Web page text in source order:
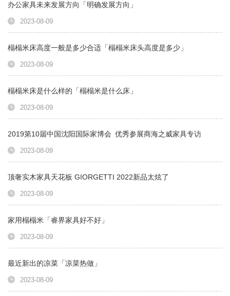
办公家具未来发展方向「明确发展方向」
2023-08-09
榻榻米床高度一般是多少合适「榻榻米床头高度是多少」
2023-08-09
榻榻米床是什么样的「榻榻米是什么床」
2023-08-09
2019第10届中国沈阳国际家博会 优秀参展商海之威家具专访
2023-08-09
顶奢实木家具天花板 GIORGETTI 2022新品太炫了
2023-08-09
家用榻榻米「睿界家具好不好」
2023-08-09
最近新出的凉菜「凉菜热做」
2023-08-09